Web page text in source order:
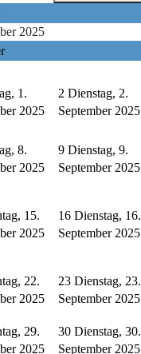
2025
1.
2025
2 Dienstag, 2.
September 2025
8.
2025
9 Dienstag, 9.
September 2025
15.
2025
16 Dienstag, 16.
September 2025
22.
2025
23 Dienstag, 23.
September 2025
29.
2025
30 Dienstag, 30.
September 2025